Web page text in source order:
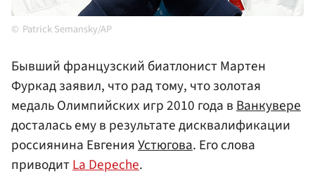
Patrick Semansky/AP
Бывший французский биатлонист Мартен
Фуркад заявил, что рад тому, что золотая
медаль Олимпийских игр 2010 года вВанкувере
досталась ему в результате дисквалификации
россиянина ЕвгенияУстюгова. Его слова
приводитLa Depeche.